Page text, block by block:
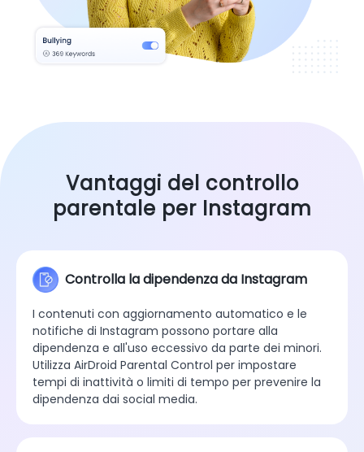
Vantaggi del controllo
parentale per Instagram
Controlla la dipendenza da Instagram
I contenuti con aggiornamento automatico e le
notifiche di Instagram possono portare alla
dipendenza e all'uso eccessivo da parte dei minori.
Utilizza AirDroid Parental Control per impostare
tempi di inattività o limiti di tempo per prevenire la
dipendenza dai social media.